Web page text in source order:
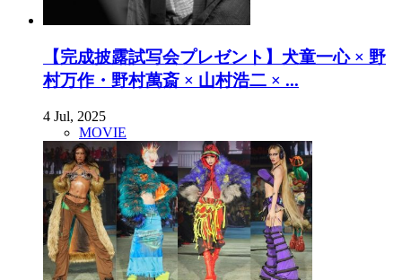
【完成披露試写会プレゼント】犬童一心 × 野
村万作・野村萬斎 × 山村浩二 × ...
4 Jul, 2025
MOVIE